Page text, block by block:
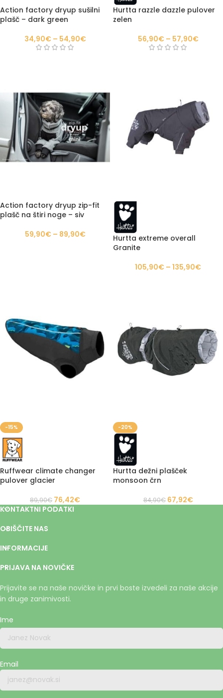
Action factory dryup sušilni
plašč – dark green
34,90€ – 54,90€
Hurtta razzle dazzle pulover
zelen
56,90€ – 57,90€
Action factory dryup zip-fit
plašč na štiri noge – siv
59,90€ – 89,90€
Hurtta extreme overall
Granite
105,90€ – 135,90€
-15%
Ruffwear climate changer
pulover glacier
89,90€ 76,42€
-20%
Hurtta dežni plašček
monsoon črn
84,90€ 67,92€
KONTAKTNI PODATKI
OBIŠČITE NAS
INFORMACIJE
PRIJAVA NA NOVIČKE
Prijavite se na naše novičke in prvi boste izvedeli za naše akcije
in druge zanimivosti.
Ime
Email